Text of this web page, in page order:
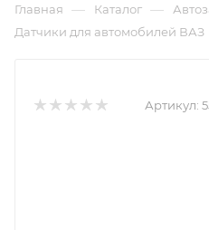
Главная — Каталог —
Датчики для автомобилей ВАЗ
Артикул: